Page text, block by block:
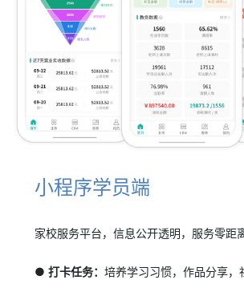
小程序学员端
家校服务平台，信息公开透明，服务零距
● 打卡任务：培养学习习惯，作品分享，